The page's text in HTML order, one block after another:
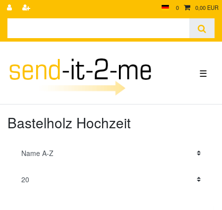
0 0,00 EUR
☰
Bastelholz Hochzeit